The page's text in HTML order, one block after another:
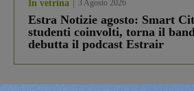
In vetrina 3 Agosto 2026
Estra Notizie agosto: Smart
studenti coinvolti, torna il
debutta il podcast Estrair